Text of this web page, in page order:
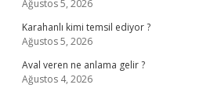
Ağustos 5, 2026
Karahanlı kimi temsil ediyor ?
Ağustos 5, 2026
Aval veren ne anlama gelir ?
Ağustos 4, 2026